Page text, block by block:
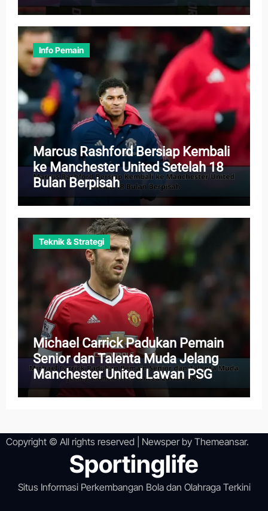
Info Pemain
Marcus Rashford Bersiap Kembali
ke Manchester United Setelah 18
Bulan Berpisah
Teknik & Strategi
Michael Carrick Padukan Pemain
Senior dan Talenta Muda Jelang
Manchester United Lawan PSG
Copyright © All rights reserved Newsperby Themeansar.
Sportinglife
Situs Informasi Perkembangan Bola dan Olahraga Terkini